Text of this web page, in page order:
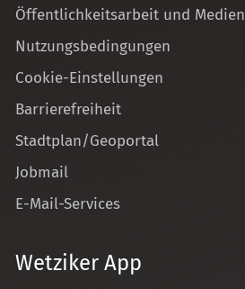
Öffentlichkeitsarbeit und Medien
Nutzungsbedingungen
Cookie-Einstellungen
Barrierefreiheit
Stadtplan/Geoportal
Jobmail
E-Mail-Services
Wetziker App